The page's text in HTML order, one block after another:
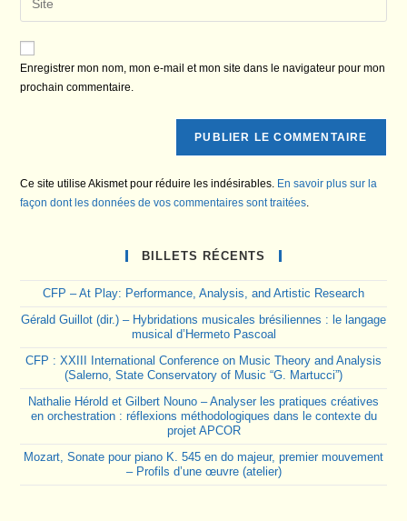
comment
address
comment
l’URL
de
votre
site
Enregistrer mon nom, mon e-mail et mon site dans le navigateur pour mon
prochain commentaire.
Ce site utilise Akismet pour réduire les indésirables. En savoir plus sur la
façon dont les données de vos commentaires sont traitées.
BILLETS RÉCENTS
CFP – At Play: Performance, Analysis, and Artistic Research
Gérald Guillot (dir.) – Hybridations musicales brésiliennes : le langage
musical d’Hermeto Pascoal
CFP : XXIII International Conference on Music Theory and Analysis
(Salerno, State Conservatory of Music “G. Martucci”)
Nathalie Hérold et Gilbert Nouno – Analyser les pratiques créatives
en orchestration : réflexions méthodologiques dans le contexte du
projet APCOR
Mozart, Sonate pour piano K. 545 en do majeur, premier mouvement
– Profils d’une œuvre (atelier)